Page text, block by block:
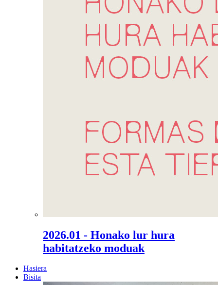
2026.01 - Honako lur hura
habitatzeko moduak
Hasiera
Bisita